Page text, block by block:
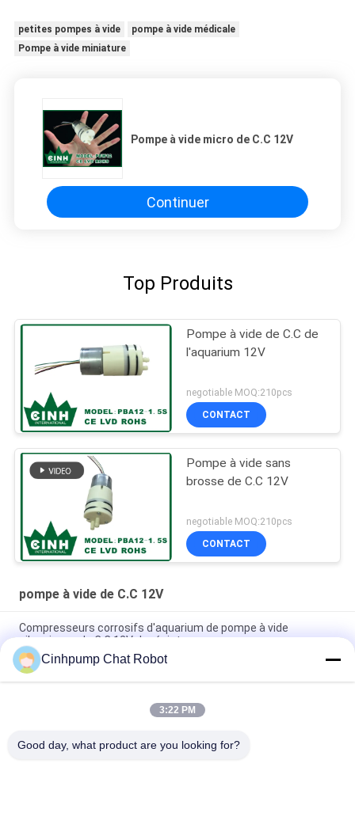
petites pompes à vide
pompe à vide médicale
Pompe à vide miniature
Pompe à vide micro de C.C 12V
Continuer
Top Produits
Pompe à vide de C.C de
l'aquarium 12V
negotiable MOQ:210pcs
CONTACT
Pompe à vide sans
brosse de C.C 12V
negotiable MOQ:210pcs
CONTACT
pompe à vide de C.C 12V
Compresseurs corrosifs d'aquarium de pompe à vide
silencieuse de C.C 12V de résistance
Pompes liquides chimiques de basse de la vibration 12V
pompe à vide de C.C pour le diffuseur de parfum
Puissance faible tranquille de compresseur d'aquarium de
Cinhpump Chat Robot
3:22 PM
Good day, what product are you looking for?